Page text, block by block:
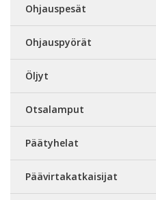
Ohjauspesät
Ohjauspyörät
Öljyt
Otsalamput
Päätyhelat
Päävirtakatkaisijat